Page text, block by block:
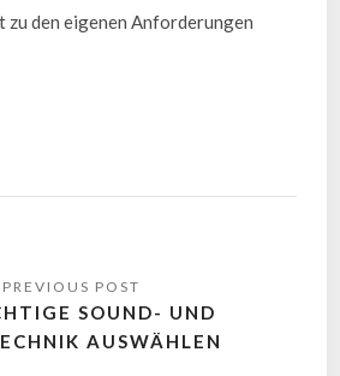
zu den eigenen Anforderungen
SOUND- UND
AUSWÄHLEN